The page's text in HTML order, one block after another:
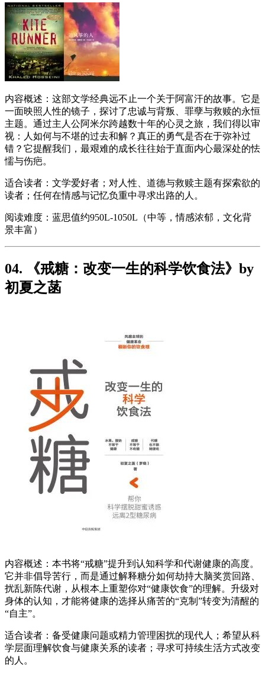
内容概述：这部文学经典远不止一个关于阿富汗的故事。它是
一面映照人性的镜子，探讨了忠诚与背叛、罪孽与救赎的永恒
主题。通过主人公阿米尔跨越数十年的心灵之旅，我们得以审
视：人如何与不堪的过去和解？真正的勇气是否在于弥补过
错？它提醒我们，最艰难的成长往往始于直面内心最深处的怯
懦与伤疤。
适合读者：文学爱好者；对人性、道德与救赎主题有探索欲的
读者；任何在情感与记忆负重中寻求出路的人。
阅读难度：蓝思值约950L-1050L（中等，情感浓郁，文化背
景丰富）
04. 《戒糖：改变一生的科学饮食法》by
初夏之菡
内容概述：本书将“戒糖”提升到认知科学和代谢健康的高度。
它并非倡导苦行，而是通过解释糖分如何劫持大脑奖赏回路、
扰乱新陈代谢，从根本上重塑你对“健康饮食”的理解。升级对
身体的认知，才能将健康的选择从痛苦的“克制”转变为清醒的
“自主”。
适合读者：备受健康问题或精力管理困扰的现代人；希望从科
学层面理解饮食与健康关系的读者；寻求可持续生活方式改变
的人。